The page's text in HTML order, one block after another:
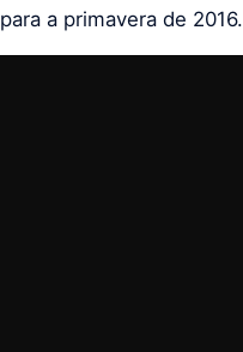
para a primavera de 2016.